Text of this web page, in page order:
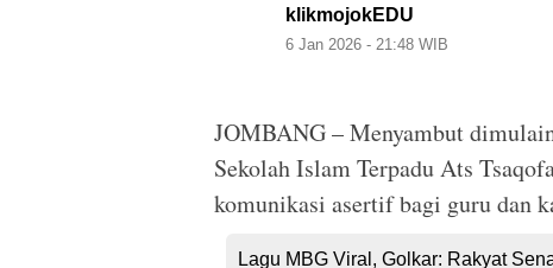
klikmojokEDU
6 Jan 2026 - 21:48 WIB
JOMBANG – Menyambut
Sekolah Islam Terpadu Ats
komunikasi asertif bagi guru dan
Lagu MBG Viral, Golkar: Rakyat